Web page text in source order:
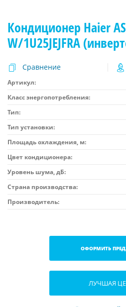
Кондиционер Haier
W/1U25JEJFRA
Сравнение
Артикул:
Класс энергопотребления:
Тип:
Тип установки:
Площадь охлаждения, м:
Цвет кондиционера:
Уровень шума, дБ:
Страна производства:
Производитель:
ОФОРМИТЬ
ЛУЧШАЯ